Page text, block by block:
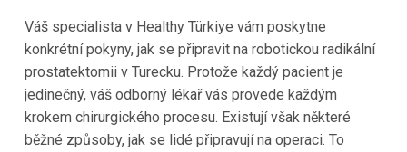
Váš specialista v Healthy Türkiye vám poskytne
konkrétní pokyny, jak se připravit na robotickou radikální
prostatektomii v Turecku. Protože každý pacient je
jedinečný, váš odborný lékař vás provede každým
krokem chirurgického procesu. Existují však některé
běžné způsoby, jak se lidé připravují na operaci. To